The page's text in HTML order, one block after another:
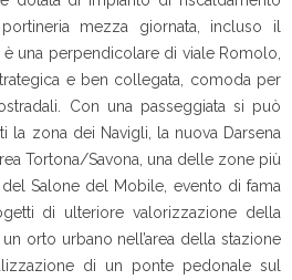
mezza giornata, incluso il
è una perpendicolare di viale Romolo,
e ben collegata, comoda per
Con una passeggiata si può
la zona dei Navigli, la nuova Darsena
Tortona/Savona, una delle zone più
Salone del Mobile, evento di fama
di ulteriore valorizzazione della
orto urbano nell’area della stazione
di un ponte pedonale sul